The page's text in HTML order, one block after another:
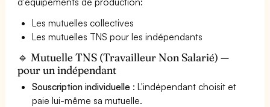
Les mutuelles collectives
Les mutuelles TNS pour les indépendants
🔹 Mutuelle TNS (Travailleur Non Salarié) —
pour un indépendant
Souscription individuelle : L'indépendant choisit et
paie lui-même sa mutuelle.